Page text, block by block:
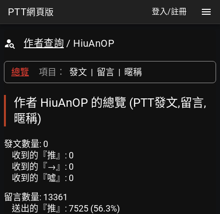
PTT網頁版 登入/註冊
作者查詢 / HiuAnOP
總覽 項目： 發文 | 留言 | 暱稱
作者 HiuAnOP 的總覽 (PTT發文,留言,
暱稱)
發文數量: 0
收到的『推』: 0
收到的『→』: 0
收到的『噓』: 0
留言數量: 13361
送出的『推』: 7525 (56.3%)